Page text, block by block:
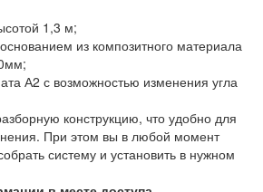
1,3 м;
из композитного материала
А2 с возможностью изменения угла
конструкцию, что удобно для
При этом вы в любой момент
систему и установить в нужном